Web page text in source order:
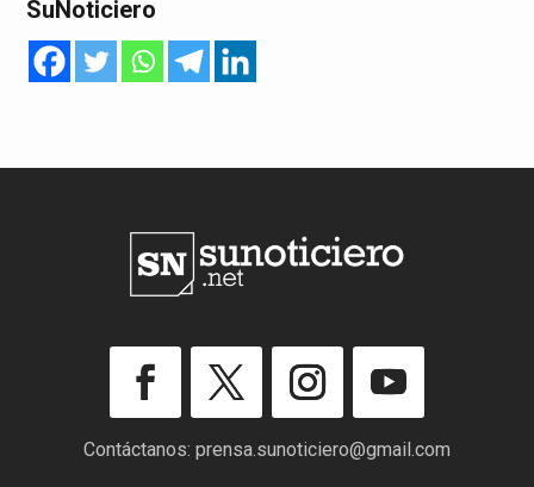
SuNoticiero
Contáctanos: prensa.sunoticiero@gmail.com